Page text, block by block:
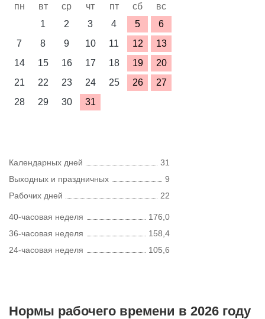
пн вт ср чт пт сб
вс
1
2 3 4 5
6
7
8 9 10 11 12
13
14
15 16 17 18 19
20
21
22 23 24 25 26
27
28
29 30 31
Календарных дней
31
Выходных и праздничных
9
Рабочих дней
22
40-часовая неделя
176,0
36-часовая неделя
158,4
24-часовая неделя
105,6
Нормы рабочего времени в 2026 году